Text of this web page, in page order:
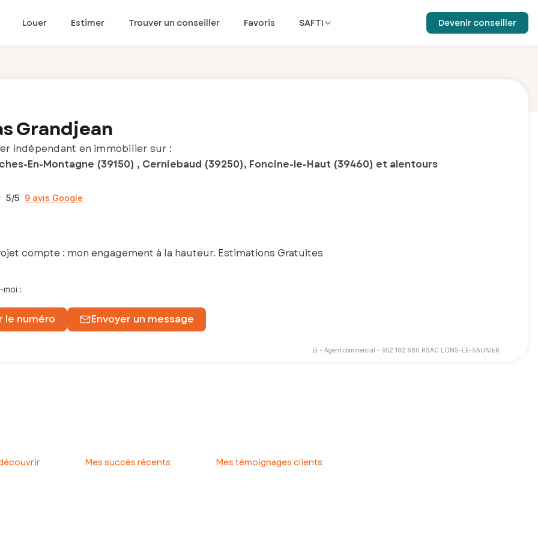
Louer Estimer Trouver un conseiller Favoris SAFTI Devenir conseiller
Grandjean
indépendant en immobilier sur :
En-Montagne (39150) , Cerniebaud (39250), Foncine-le-Haut (39460) et alentours
:
le numéro Envoyer un message
5/5 9 avis Google
compte : mon engagement à la hauteur. Estimations Gratuites
EI - Agent commercial - 952 192 680 RSAC LONS-LE-SAUNIER
Mes succès récents Mes témoignages clients